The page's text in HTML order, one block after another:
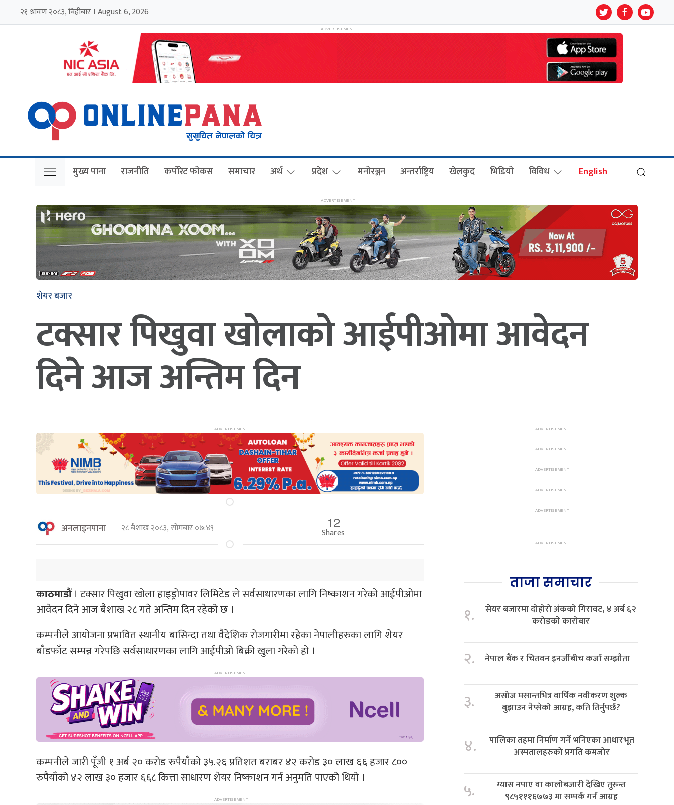
२१ श्रावण २०८३, बिहीबार । August 6, 2026
मुख्य पाना राजनीति कर्पोरेट फोकस समाचार अर्थ प्रदेश मनोरञ्जन अन्तर्राष्ट्रिय खेलकुद भिडियो विविध English
शेयर बजार
टक्सार पिखुवा खोलाको आईपीओमा आवेदन
दिने आज अन्तिम दिन
अनलाइनपाना २८ बैशाख २०८३, सोमबार ०७:४९ 12
Shares
काठमाडौं। टक्सार पिखुवा खोला हाइड्रोपावर लिमिटेडले सर्वसाधारणका लागि निष्काशन गरेको आईपीओमा
आवेदन दिने आज बैशाख २८ गते अन्तिम दिन रहेको छ ।
कम्पनीले आयोजना प्रभावित स्थानीय बासिन्दा तथा वैदेशिक रोजगारीमा रहेका नेपालीहरुका लागि शेयर
बाँडफाँट सम्पन्न गरेपछि सर्वसाधारणका लागि आईपीओ बिक्री खुला गरेको हो ।
कम्पनीले जारी पूँजी १ अर्ब २० करोड रुपैयाँको ३५.२६ प्रतिशत बराबर ४२ करोड ३० लाख ६६ हजार ८००
रुपैयाँको ४२ लाख ३० हजार ६६८ कित्ता साधारण शेयर निष्काशन गर्न अनुमति पाएको थियो ।
ताजा समाचार
१.
सेयर बजारमा दोहोरो अंकको गिरावट, ४ अर्ब ६२
करोडकाे कारोबार
२. नेपाल बैंक र चितवन इनर्जीबीच कर्जा सम्झौता
३.
असोज मसान्तभित्र वार्षिक नवीकरण शुल्क
बुझाउन नेप्सेको आग्रह, कति तिर्नुपर्छ?
४.
पालिका तहमा निर्माण गर्ने भनिएका आधारभूत
अस्पतालहरुको प्रगति कमजोर
५.
ग्यास नपाए वा कालोबजारी देखिए तुरुन्त
९८५१११६७७३ मा सम्पर्क गर्न आग्रह